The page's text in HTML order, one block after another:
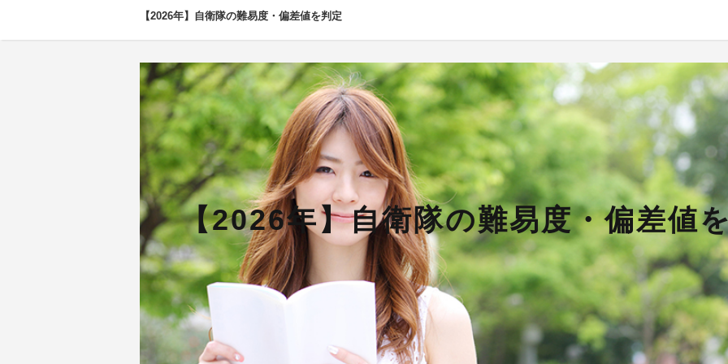
【2026年】自衛隊の難易度・偏差値を判定
【2026年】自衛隊の難易度・偏差値